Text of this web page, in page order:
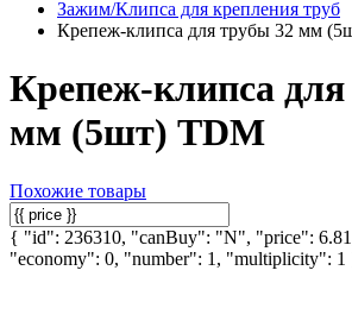
Зажим/Клипса для крепления труб
Крепеж-клипса для трубы 32 мм
Крепеж-клипса
мм (5шт) TDM
Похожие товары
{ "id": 236310, "canBuy": "N", "price":
"economy": 0, "number": 1, "multiplicity": 1